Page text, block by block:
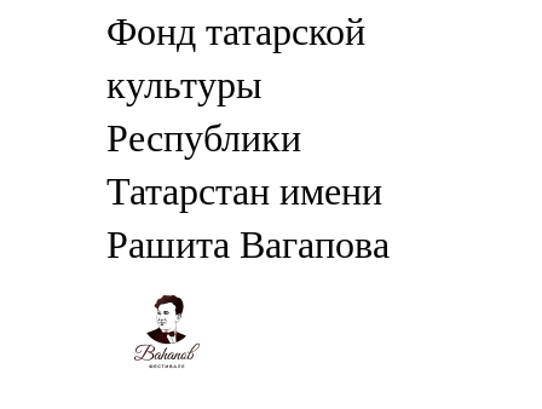
Фонд татарской
культуры
Республики
Татарстан имени
Рашита Вагапова